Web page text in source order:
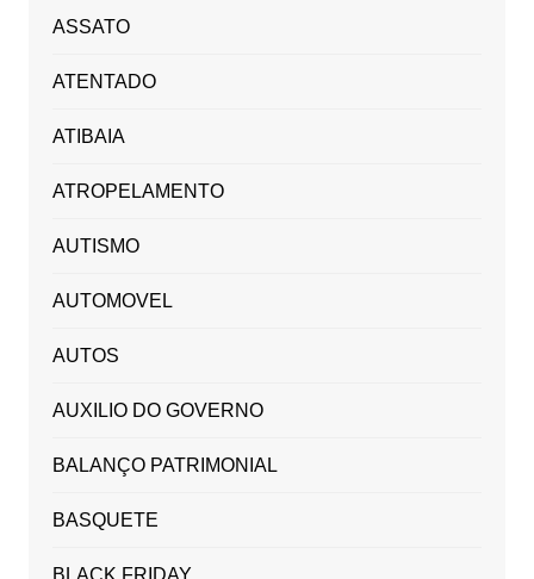
ASSATO
ATENTADO
ATIBAIA
ATROPELAMENTO
AUTISMO
AUTOMOVEL
AUTOS
AUXILIO DO GOVERNO
BALANÇO PATRIMONIAL
BASQUETE
BLACK FRIDAY